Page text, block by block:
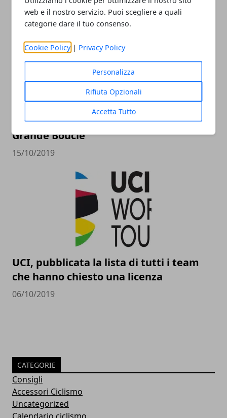
web e il nostro servizio. Puoi scegliere a quali
categorie dare il tuo consenso.
Cookie Policy | Privacy Policy
Personalizza
Rifiuta Opzionali
Accetta Tutto
11/12/2019
Tour de France 2020: tutte le tappe del
Grande Boucle
15/10/2019
UCI, pubblicata la lista di tutti i team
che hanno chiesto una licenza
06/10/2019
CATEGORIE
Consigli
Accessori Ciclismo
Uncategorized